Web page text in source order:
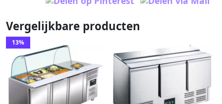
Vergelijkbare producten
13%